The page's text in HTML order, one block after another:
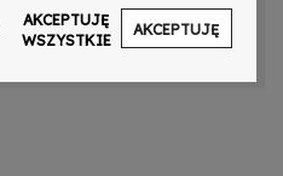
dotyczące preferencji
AKCEPTUJĘ
WSZYSTKIE
AKCEPTUJĘ